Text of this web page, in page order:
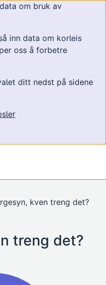
om bruk av
inn data om korleis
oss å forbetre
ditt nedst på sidene
kven treng det?
treng det?